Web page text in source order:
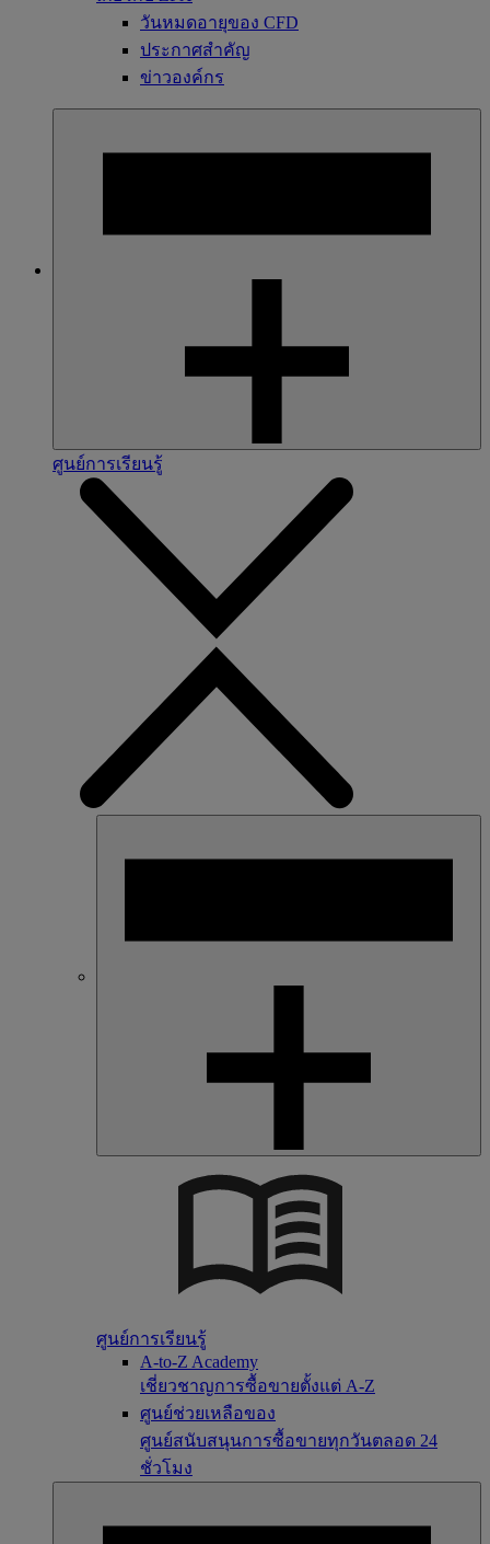
วันหมดอายุของ CFD
ประกาศสำคัญ
ข่าวองค์กร
ศูนย์การเรียนรู้
ศูนย์การเรียนรู้
A-to-Z Academy
เชี่ยวชาญการซื้อขายตั้งแต่ A-Z
ศูนย์ช่วยเหลือของ
ศูนย์สนับสนุนการซื้อขายทุกวันตลอด 24
ชั่วโมง